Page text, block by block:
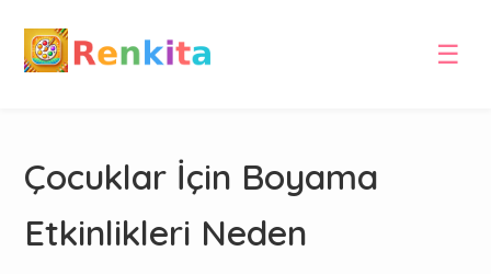
☰
Çocuklar İçin Boyama
Etkinlikleri Neden